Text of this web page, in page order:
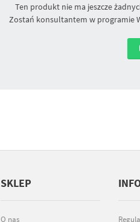
Ten produkt nie ma jeszcze
Zostań konsultantem w programie
SKLEP
O nas